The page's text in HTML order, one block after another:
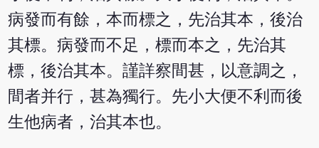
病發而有餘，本而標之，先治其本，後治
其標。病發而不足，標而本之，先治其
標，後治其本。謹詳察間甚，以意調之，
間者并行，甚為獨行。先小大便不利而後
生他病者，治其本也。